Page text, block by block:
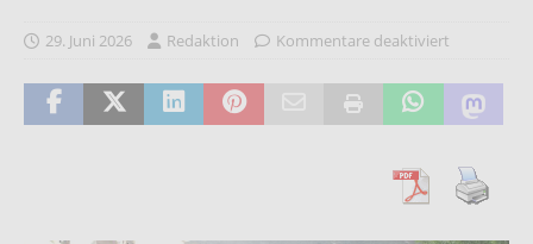
29. Juni 2026 Redaktion Kommentare deaktiviert